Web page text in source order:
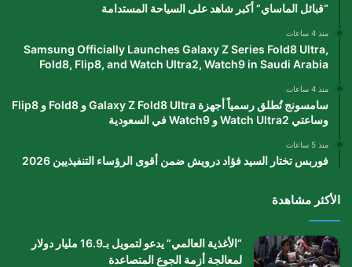
“قبائل الماساي” أكبر شاهد على السياحة المستدامة
منذ 4 ساعات
Samsung Officially Launches Galaxy Z Series Fold8 Ultra,
Fold8, Flip8, and Watch Ultra2, Watch9 in Saudi Arabia
منذ 4 ساعات
سامسونج تُطلق رسمياً أجهزة Galaxy Z Fold8 Ultra و Fold8 و Flip8
وساعتي Watch Ultra2 و Watch9 في السعودية
منذ 5 ساعات
فوربس تختار السيد فؤاد درويش ضمن أقوى الرؤساء التنفيذيين 2026
الأكثر مشاهدة
“الأغذية العالمي” يدعو لتمويل بـ16.9 مليار دولار
لمعالجة أزمة الجوع المتصاعدة